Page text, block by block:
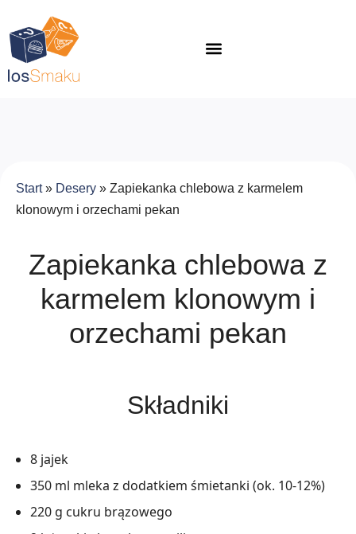
Start» Desery » Zapiekanka chlebowa z karmelem
klonowym i orzechami pekan
Zapiekanka chlebowa z
karmelem klonowym i
orzechami pekan
Składniki
8 jajek
350 ml mleka z dodatkiem śmietanki (ok. 10-12%)
220 g cukru brązowego